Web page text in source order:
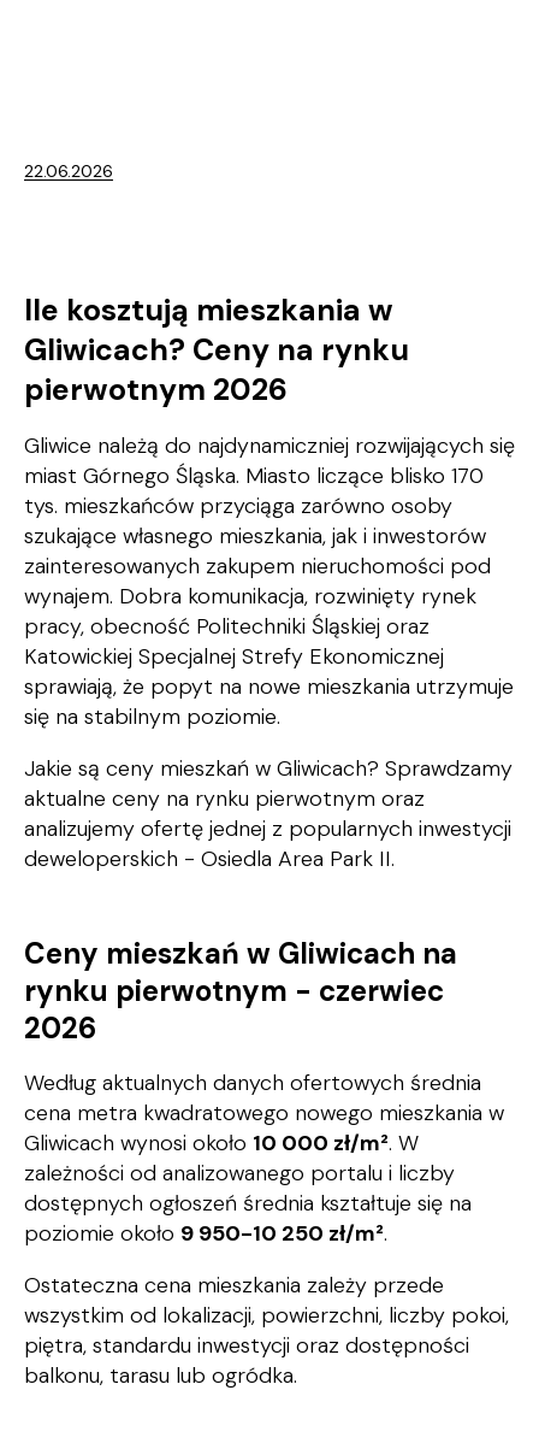
22.06.2026
Ile kosztują mieszkania w
Gliwicach? Ceny na rynku
pierwotnym 2026
Gliwice należą do najdynamiczniej rozwijających się
miast Górnego Śląska. Miasto liczące blisko 170
tys. mieszkańców przyciąga zarówno osoby
szukające własnego mieszkania, jak i inwestorów
zainteresowanych zakupem nieruchomości pod
wynajem. Dobra komunikacja, rozwinięty rynek
pracy, obecność Politechniki Śląskiej oraz
Katowickiej Specjalnej Strefy Ekonomicznej
sprawiają, że popyt na nowe mieszkania utrzymuje
się na stabilnym poziomie.
Jakie są ceny mieszkań w Gliwicach? Sprawdzamy
aktualne ceny na rynku pierwotnym oraz
analizujemy ofertę jednej z popularnych inwestycji
deweloperskich - Osiedla Area Park II.
Ceny mieszkań w Gliwicach na
rynku pierwotnym - czerwiec
2026
Według aktualnych danych ofertowych średnia
cena metra kwadratowego nowego mieszkania w
Gliwicach wynosi około 10 000 zł/m². W
zależności od analizowanego portalu i liczby
dostępnych ogłoszeń średnia kształtuje się na
poziomie około 9 950-10 250 zł/m².
Ostateczna cena mieszkania zależy przede
wszystkim od lokalizacji, powierzchni, liczby pokoi,
piętra, standardu inwestycji oraz dostępności
balkonu, tarasu lub ogródka.